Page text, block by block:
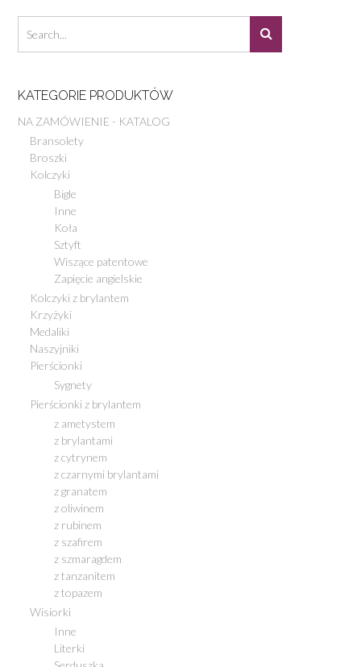
KATEGORIE PRODUKTÓW
NA ZAMÓWIENIE - KATALOG
Bransolety
Broszki
Kolczyki
Bigle
Inne
Koła
Sztyft
Wiszące patentowe
Zapięcie angielskie
Kolczyki z brylantem
Krzyżyki
Medaliki
Naszyjniki
Pierścionki
Sygnety
Pierścionki z brylantem
z ametystem
z brylantami
z cytrynem
z czarnymi brylantami
z granatem
z oliwinem
z rubinem
z szafirem
z szmaragdem
z tanzanitem
z topazem
Wisiorki
Inne
Literki